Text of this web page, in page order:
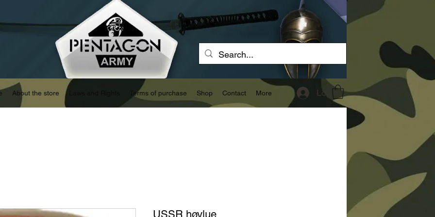
About the store Terms of purchase Shop Contact More Log In
USSR høylue